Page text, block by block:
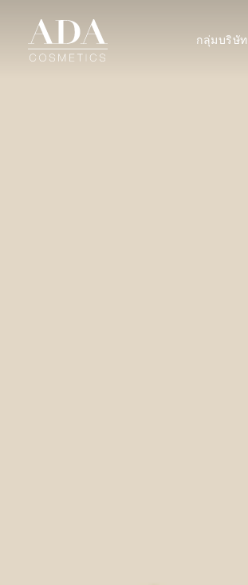
กลุ่มบริษัท